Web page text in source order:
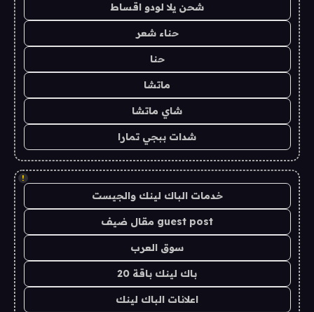
شحن يلا لودو اقساط
حناء شعر
حنا
ماتشا
شاي ماتشا
شدات ببجي تمارا
!
خدمات الباك لينك والجيست
guest post مقال ضيف
سوق العرب
باك لينك باقة 20
اعلانات الباك لينك